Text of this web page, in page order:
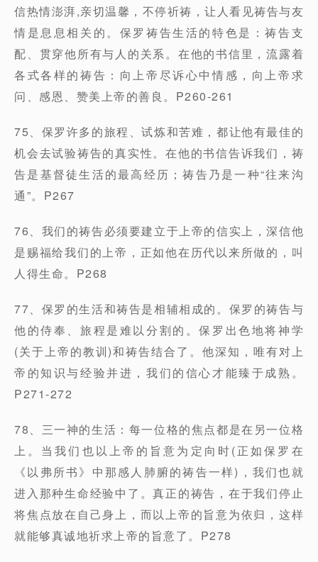
信热情澎湃,亲切温馨，不停祈祷，让人看见祷告与友
情是息息相关的。保罗祷告生活的特色是：祷告支
配、贯穿他所有与人的关系。在他的书信里，流露着
各式各样的祷告：向上帝尽诉心中情感，向上帝求
问、感恩、赞美上帝的善良。P260-261
75、保罗许多的旅程、试炼和苦难，都让他有最佳的
机会去试验祷告的真实性。在他的书信告诉我们，祷
告是基督徒生活的最高经历；祷告乃是一种“往来沟
通”。P267
76、我们的祷告必须要建立于上帝的信实上，深信他
是赐福给我们的上帝，正如他在历代以来所做的，叫
人得生命。P268
77、保罗的生活和祷告是相辅相成的。保罗的祷告与
他的侍奉、旅程是难以分割的。保罗出色地将神学
(关于上帝的教训)和祷告结合了。他深知，唯有对上
帝的知识与经验并进，我们的信心才能臻于成熟。
P271-272
78、三一神的生活：每一位格的焦点都是在另一位格
上。当我们也以上帝的旨意为定向时(正如保罗在
《以弗所书》中那感人肺腑的祷告一样)，我们也就
进入那种生命经验中了。真正的祷告，在于我们停止
将焦点放在自己身上，而以上帝的旨意为依归，这样
就能够真诚地祈求上帝的旨意了。P278